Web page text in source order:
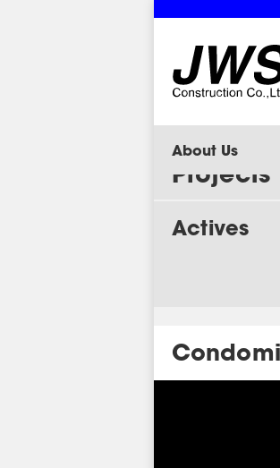
About Us
Projects
Actives